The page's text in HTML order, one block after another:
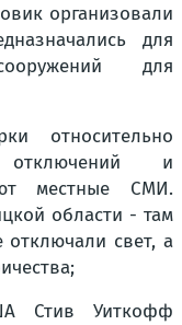
организовали
для
для
относительно
отключений и
местные СМИ.
области - там
отключали свет, а
Стив Уиткофф